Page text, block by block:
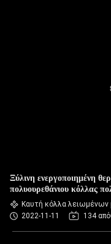
Ξύλινη ενεργοποιημένη
πολυουρεθάνιου κόλλας
Καυτή κόλλα λειωμένων
2022-11-11
134